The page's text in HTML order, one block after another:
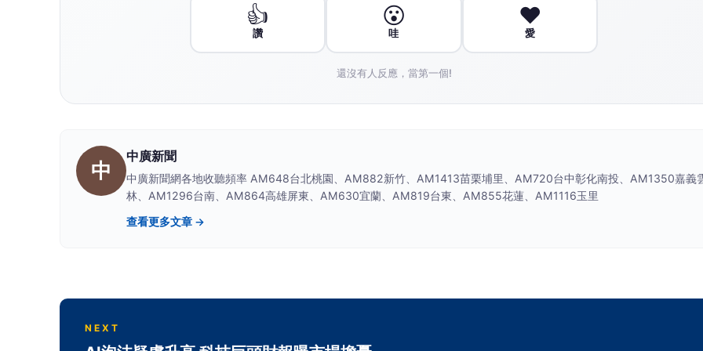
👍
讚
😮
哇
❤️
愛
還沒有人反應，當第一個!
中
中廣新聞
中廣新聞網各地收聽頻率 AM648台北桃園、AM882新竹、AM1413苗栗埔里、AM720台中彰化南投、AM1350嘉義
林、AM1296台南、AM864高雄屏東、AM630宜蘭、AM819台東、AM855花蓮、AM1116玉里
查看更多文章 →
NEXT